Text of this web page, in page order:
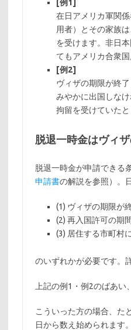
[例1]
在日アメリカ軍関
用者）とその家族
を受けます。非日
てもアメリカ合衆
[例2]
ヴィザの期限が終
みやかに出国しな
拘留を受けていた
脱退一時金はヴィ
脱退一時金が申請できる
申請書の解説を参照）。
(1) ヴィザの期限が
(2) 再入国許可の期
(3) 居住する市町村
のいずれかが必要です。
上記の例1・例2のばあ
こういった方の場合、た
日から数え始められます